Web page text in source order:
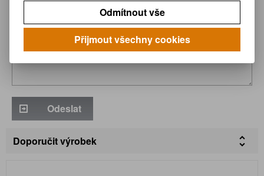
Odeslat
Doporučit výrobek
Odmítnout vše
Přijmout všechny cookies